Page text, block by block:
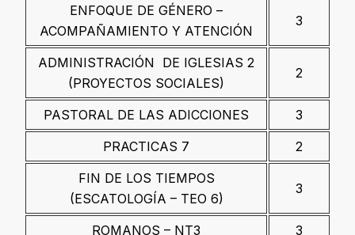
ENFOQUE DE GÉNERO –
ACOMPAÑAMIENTO Y ATENCIÓN
3
ADMINISTRACIÓN DE IGLESIAS 2
(PROYECTOS SOCIALES)
2
PASTORAL DE LAS ADICCIONES
3
PRACTICAS 7
2
FIN DE LOS TIEMPOS
(ESCATOLOGÍA – TEO 6)
3
ROMANOS – NT3
3